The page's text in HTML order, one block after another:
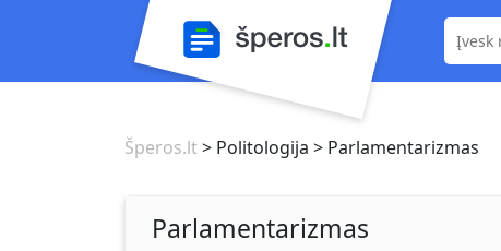
Šperos.lt> Politologija > Parlamentarizmas
Parlamentarizmas